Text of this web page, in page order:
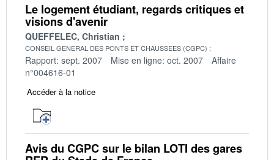
Le logement étudiant, regards critiques et
visions d'avenir
QUEFFELEC, Christian
CONSEIL GENERAL DES PONTS ET CHAUSSEES (CGPC)
Rapport: sept. 2007 Mise en ligne: oct. 2007
Affaire
n°004616-01
Accéder à la notice
Avis du CGPC sur le bilan LOTI des gares